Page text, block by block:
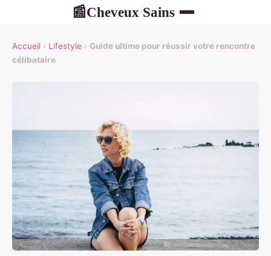
📰Cheveux Sains
Accueil › Lifestyle › Guide ultime pour réussir votre rencontre
célibataire